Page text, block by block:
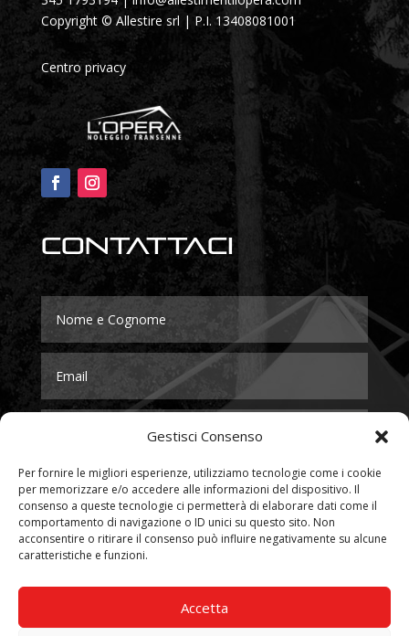
Gestisci Consenso
Per fornire le migliori esperienze, utilizziamo tecnologie come i cookie
per memorizzare e/o accedere alle informazioni del dispositivo. Il
consenso a queste tecnologie ci permetterà di elaborare dati come il
comportamento di navigazione o ID unici su questo sito. Non
acconsentire o ritirare il consenso può influire negativamente su alcune
caratteristiche e funzioni.
Accetta
Copyright © Allestire srl | P.I. 13408081001
Centro privacy
Contattaci
Accetto le condizioni sulla privacy